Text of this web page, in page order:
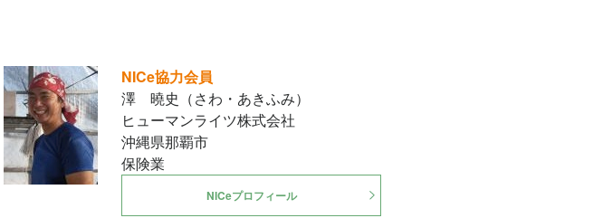
NICe協力会員
澤 曉史（さわ・あきふみ）
ヒューマンライツ株式会社
沖縄県那覇市
保険業
NICeプロフィール